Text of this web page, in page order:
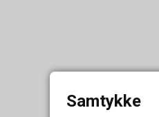
Samtykke